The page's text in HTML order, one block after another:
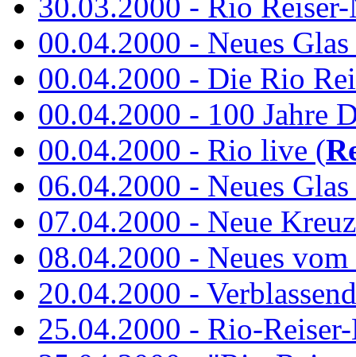
00.04.2000 - Neues
00.04.2000 - Die Rio
00.04.2000 - 100 Jahre
00.04.2000 - Rio live (
06.04.2000 - Neues
07.04.2000 - Neue
08.04.2000 - Neues
20.04.2000 -
25.04.2000 - Rio-